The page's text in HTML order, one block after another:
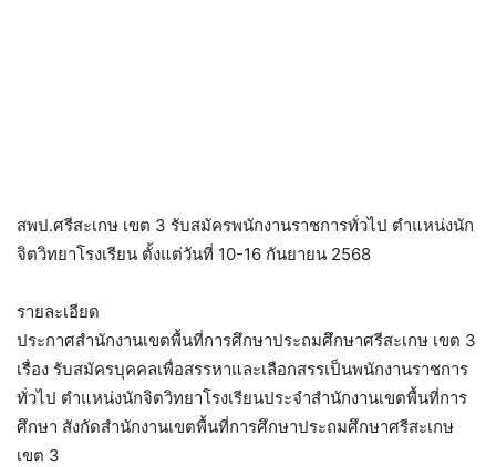
สพป.ศรีสะเกษ เขต 3 รับสมัครพนักงานราชการทั่วไป ตำแหน่งนัก
จิตวิทยาโรงเรียน ตั้งแต่วันที่ 10-16 กันยายน 2568
รายละเอียด
ประกาศสำนักงานเขตพื้นที่การศึกษาประถมศึกษาศรีสะเกษ เขต 3
เรื่อง รับสมัครบุคคลเพื่อสรรหาและเลือกสรรเป็นพนักงานราชการ
ทั่วไป ตำแหน่งนักจิตวิทยาโรงเรียนประจำสำนักงานเขตพื้นที่การ
ศึกษา สังกัดสำนักงานเขตพื้นที่การศึกษาประถมศึกษาศรีสะเกษ
เขต 3